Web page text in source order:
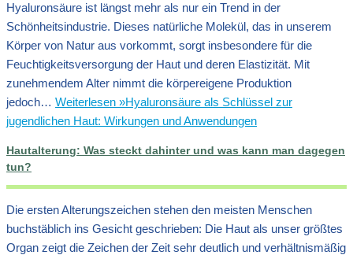
Hyaluronsäure ist längst mehr als nur ein Trend in der
Schönheitsindustrie. Dieses natürliche Molekül, das in unserem
Körper von Natur aus vorkommt, sorgt insbesondere für die
Feuchtigkeitsversorgung der Haut und deren Elastizität. Mit
zunehmendem Alter nimmt die körpereigene Produktion
jedoch… Weiterlesen »Hyaluronsäure als Schlüssel zur
jugendlichen Haut: Wirkungen und Anwendungen
Hautalterung: Was steckt dahinter und was kann man dagegen
tun?
Die ersten Alterungszeichen stehen den meisten Menschen
buchstäblich ins Gesicht geschrieben: Die Haut als unser größtes
Organ zeigt die Zeichen der Zeit sehr deutlich und verhältnismäßig